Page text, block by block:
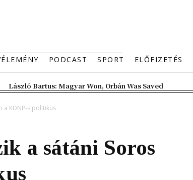
PODCAST SPORT ELŐFIZETÉS
László Bartus: Magyar Won, Orbán Was Saved
a KDNP-s politikus
a sátáni Soros